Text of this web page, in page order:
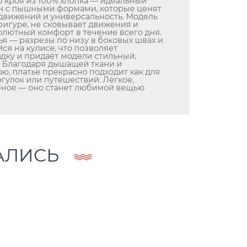
с пышными формами, которые ценят
и универсальность. Модель
не сковывает движения и
комфорт в течение всего дня.
— разрезы по низу в боковых швах и
на кулисе, что позволяет
и придаёт модели стильный,
дышащей ткани и
платье прекрасно подходит как для
или путешествий. Лёгкое,
— оно станет любимой вещью